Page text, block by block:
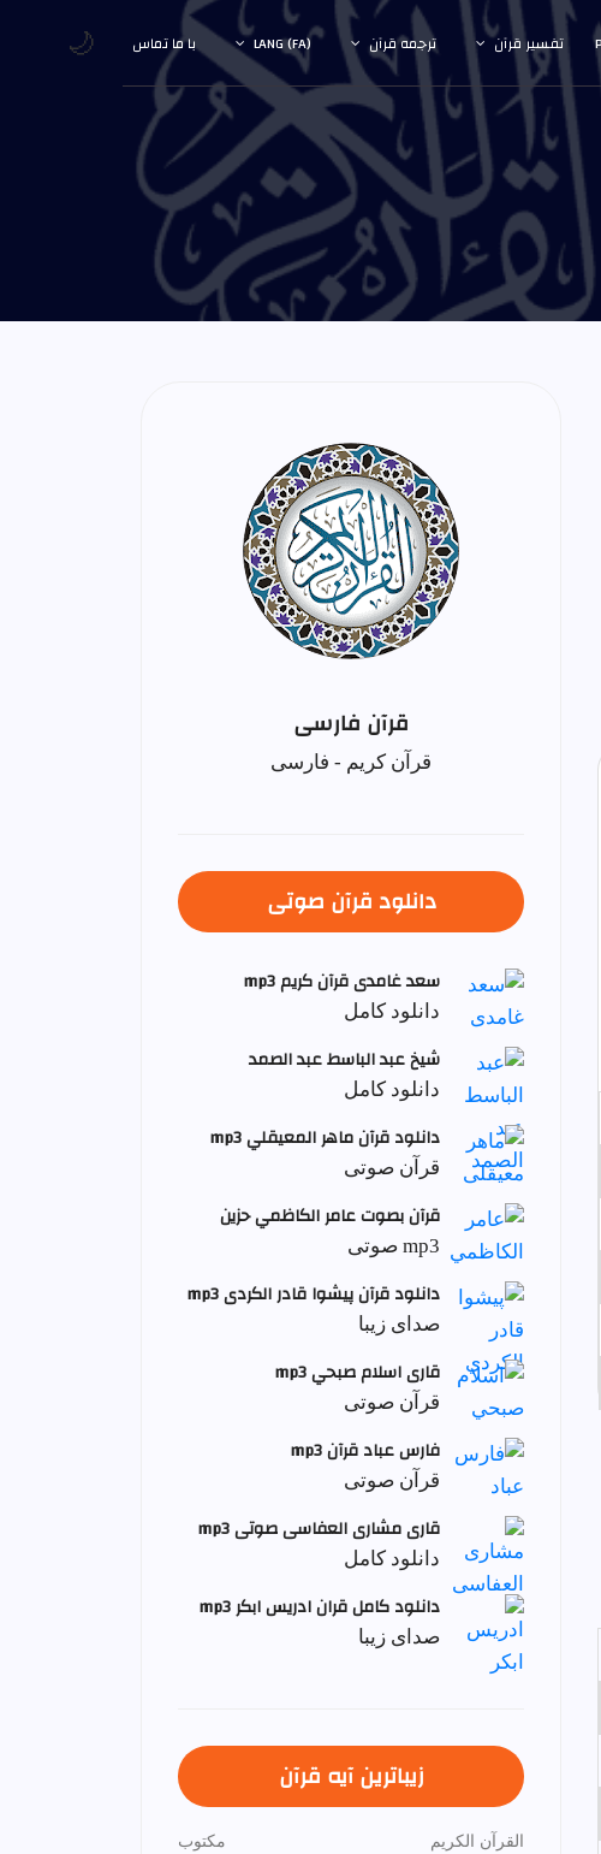
تفسیر قرآن ترجمه قرآن LANG (FA) با ما تماس
قرآن فارسی
قرآن کریم - فارسی
دانلود قرآن صوتی
سعد غامدی قرآن کریم mp3
دانلود کامل
شيخ عبد الباسط عبد الصمد
دانلود کامل
دانلود قرآن ماهر المعيقلي mp3
قرآن صوتی
قرآن بصوت عامر الكاظمي حزين
mp3 صوتی
دانلود قرآن پیشوا قادر الکردی mp3
صدای زیبا
قاری اسلام صبحي mp3
قرآن صوتی
فارس عباد قرآن mp3
قرآن صوتی
قاری مشاری العفاسی صوتی mp3
دانلود کامل
دانلود کامل قران ادریس ابکر mp3
صدای زیبا
زیباترین آیه قرآن
القرآن الكريم مكتوب
🌙